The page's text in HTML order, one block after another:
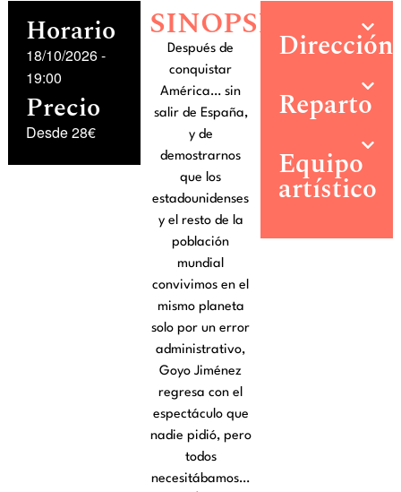
Horario
18/10/2026-
19:00
Precio
Desde 28€
SINOPSIS
Después de
conquistar
América… sin
salir de España,
y de
demostrarnos
que los
estadounidenses
y el resto de la
población
mundial
convivimos en el
mismo planeta
solo por un error
administrativo,
Goyo Jiménez
regresa con el
espectáculo que
nadie pidió, pero
todos
necesitábamos…
Dirección
Reparto
Equipo
artístico